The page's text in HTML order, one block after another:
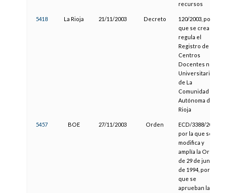
recursos
5418 La Rioja 21/11/2003 Decreto
120/2003, por el
que se crea y
regula el
Registro de
Centros
Docentes no
Universitarios
de La
Comunidad
Autónoma de La
Rioja
5457 BOE 27/11/2003 Orden
ECD/3388/2003,
por la que se
modifica y
amplía la Orden
de 29 de junio
de 1994, por la
que se
aprueban las